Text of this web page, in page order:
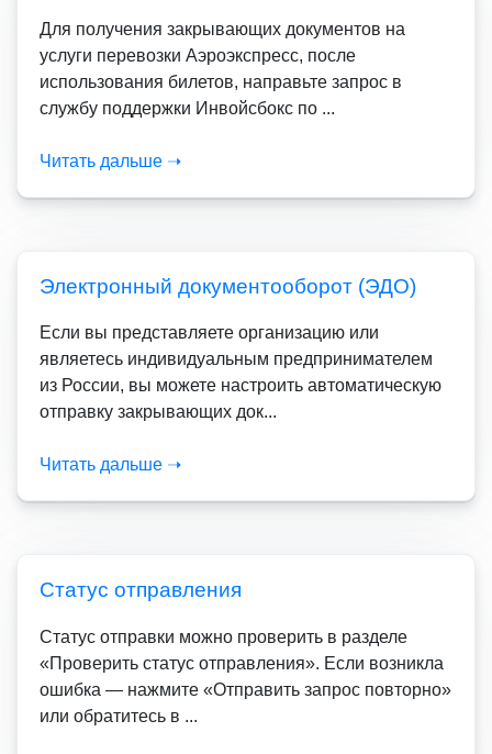
Для получения закрывающих документов на
услуги перевозки Аэроэкспресс, после
использования билетов, направьте запрос в
службу поддержки Инвойсбокс по ...
Читать дальше ➝
Электронный документооборот (ЭДО)
Если вы представляете организацию или
являетесь индивидуальным предпринимателем
из России, вы можете настроить автоматическую
отправку закрывающих док...
Читать дальше ➝
Статус отправления
Статус отправки можно проверить в разделе
«Проверить статус отправления». Если возникла
ошибка — нажмите «Отправить запрос повторно»
или обратитесь в ...